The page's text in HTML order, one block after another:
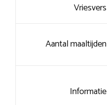
Vriesvers
Aantal maaltijden
Informatie